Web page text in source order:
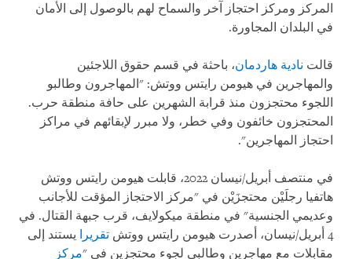
المركز ومركز احتجاز آخر والسماح لهم بالوصول إلى الأمان
في البلدان المجاورة.
قالت نادية هاردمان، باحثة في قسم حقوق اللاجئين
والمهاجرين في هيومن رايتس ووتش: "المهاجرون وطالبو
اللجوء محتجزون منذ قرابة الشهرين على حافة منطقة حرب.
المحتجزون خائفون وفي خطر، ولا مبرر لإبقائهم في مراكز
احتجاز المهاجرين".
في منتصف أبريل/نيسان 2022، قابلت هيومن رايتس ووتش
هاتفيا رجلَيْن محتجزَيْن في "مركز الاحتجاز المؤقت للأجانب
وعديمي الجنسية" في منطقة ميكولايف، قرب جبهة القتال. في
4 أبريل/نيسان، أصدرت هيومن رايتس ووتش
تقريرا يستند إلى
مقابلات مع مهاجرين وطالبي لجوء محتجزين في "مركز